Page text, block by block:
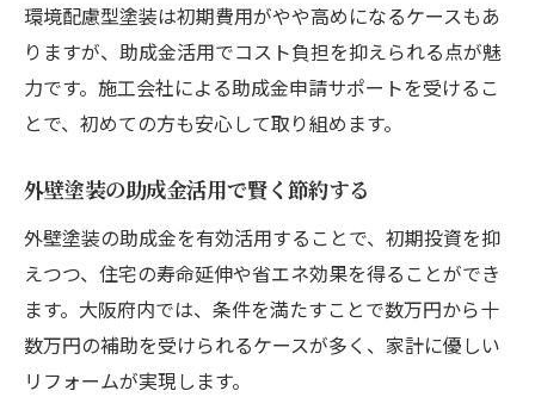
環境配慮型塗装は初期費用がやや高めになるケースもあ
りますが、助成金活用でコスト負担を抑えられる点が魅
力です。施工会社による助成金申請サポートを受けるこ
とで、初めての方も安心して取り組めます。
外壁塗装の助成金活用で賢く節約する
外壁塗装の助成金を有効活用することで、初期投資を抑
えつつ、住宅の寿命延伸や省エネ効果を得ることができ
ます。大阪府内では、条件を満たすことで数万円から十
数万円の補助を受けられるケースが多く、家計に優しい
リフォームが実現します。